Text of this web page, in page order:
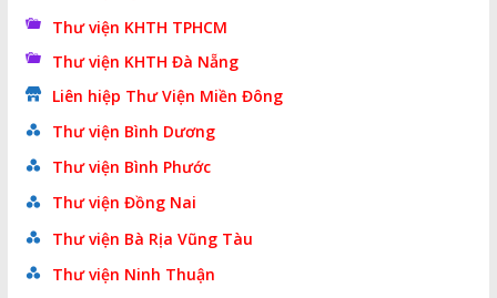
Thư viện KHTH TPHCM
Thư viện KHTH Đà Nẵng
Liên hiệp Thư Viện Miền Đông
Thư viện Bình Dương
Thư viện Bình Phước
Thư viện Đồng Nai
Thư viện Bà Rịa Vũng Tàu
Thư viện Ninh Thuận